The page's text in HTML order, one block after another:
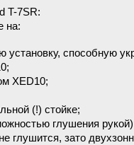
T-7SR:
на:
способную
XED10;
(!) стойке;
глушения
глушится, зато